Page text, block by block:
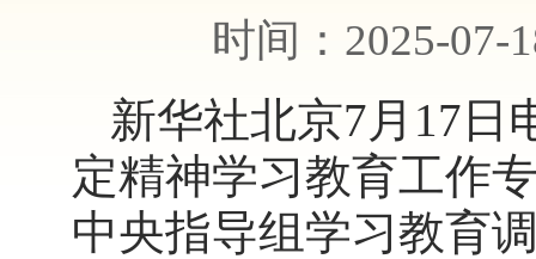
时间：2025-07-
新华社北京7月17
定精神学习教育工作
中央指导组学习教育